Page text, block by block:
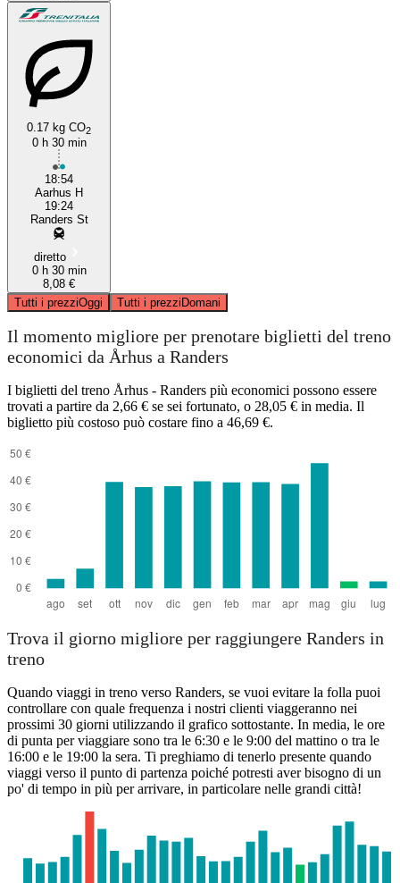
0.17 kg CO2
0 h 30 min
18:54
Aarhus H
19:24
Randers St
diretto
0 h 30 min
8,08 €
Tutti i prezziOggi Tutti i prezziDomani
Il momento migliore per prenotare biglietti del treno
economici da Århus a Randers
I biglietti del treno Århus - Randers più economici possono essere
trovati a partire da 2,66 € se sei fortunato, o 28,05 € in media. Il
biglietto più costoso può costare fino a 46,69 €.
Trova il giorno migliore per raggiungere Randers in
treno
Quando viaggi in treno verso Randers, se vuoi evitare la folla puoi
controllare con quale frequenza i nostri clienti viaggeranno nei
prossimi 30 giorni utilizzando il grafico sottostante. In media, le ore
di punta per viaggiare sono tra le 6:30 e le 9:00 del mattino o tra le
16:00 e le 19:00 la sera. Ti preghiamo di tenerlo presente quando
viaggi verso il punto di partenza poiché potresti aver bisogno di un
po' di tempo in più per arrivare, in particolare nelle grandi città!